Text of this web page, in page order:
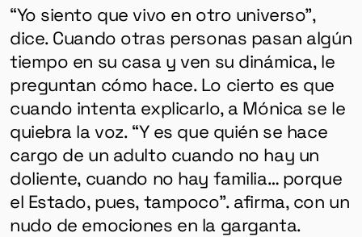
“Yo siento que vivo en otro universo”,
dice. Cuando otras personas pasan algún
tiempo en su casa y ven su dinámica, le
preguntan cómo hace. Lo cierto es que
cuando intenta explicarlo, a Mónica se le
quiebra la voz. “Y es que quién se hace
cargo de un adulto cuando no hay un
doliente, cuando no hay familia… porque
el Estado, pues, tampoco”. afirma, con un
nudo de emociones en la garganta.